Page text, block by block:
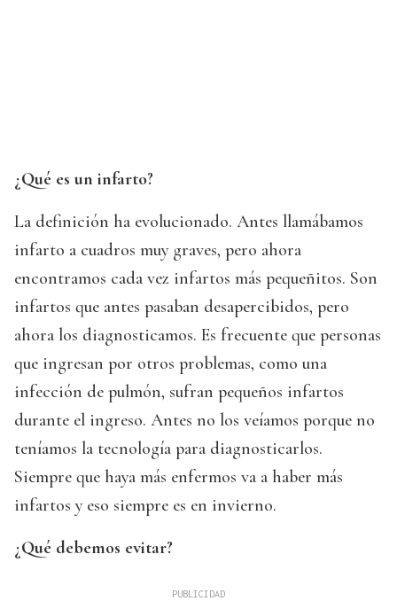
¿Qué es un infarto?
La definición ha evolucionado. Antes llamábamos
infarto a cuadros muy graves, pero ahora
encontramos cada vez infartos más pequeñitos. Son
infartos que antes pasaban desapercibidos, pero
ahora los diagnosticamos. Es frecuente que personas
que ingresan por otros problemas, como una
infección de pulmón, sufran pequeños infartos
durante el ingreso. Antes no los veíamos porque no
teníamos la tecnología para diagnosticarlos.
Siempre que haya más enfermos va a haber más
infartos y eso siempre es en invierno.
¿Qué debemos evitar?